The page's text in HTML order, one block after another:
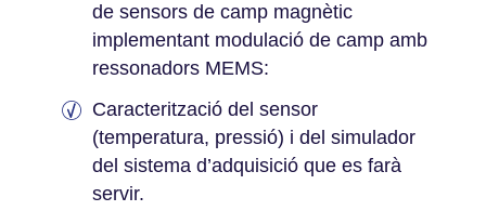
de sensors de camp magnètic
implementant modulació de camp amb
ressonadors MEMS:
Caracterització del sensor
(temperatura, pressió) i del simulador
del sistema d’adquisició que es farà
servir.